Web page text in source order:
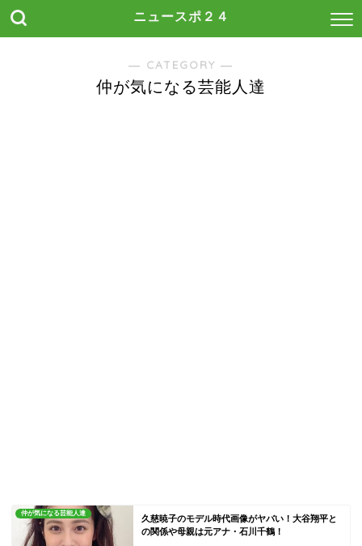
ニュースポ２４
― CATEGORY ―
仲が気になる芸能人達
仲が気になる芸能人達
久慈暁子のモデル時代画像がヤバい！大谷翔平と
の関係や母親は元アナ・石川千鶴！